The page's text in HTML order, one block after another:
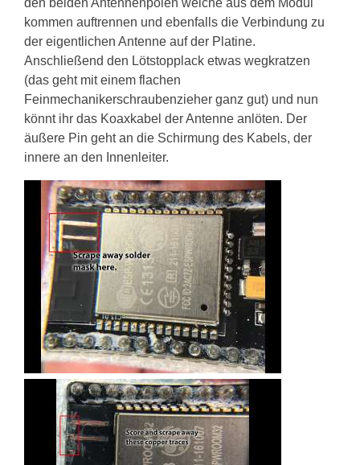
den beiden Antennenpolen welche aus dem Modul
kommen auftrennen und ebenfalls die Verbindung zu
der eigentlichen Antenne auf der Platine.
Anschließend den Lötstopplack etwas wegkratzen
(das geht mit einem flachen
Feinmechanikerschraubenzieher ganz gut) und nun
könnt ihr das Koaxkabel der Antenne anlöten. Der
äußere Pin geht an die Schirmung des Kabels, der
innere an den Innenleiter.